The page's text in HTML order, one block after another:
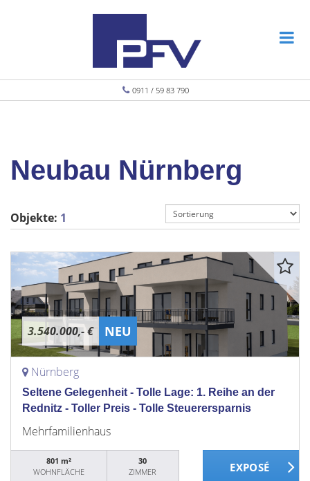
0911 / 59 83 790
Neubau Nürnberg
Objekte: 1
3.540.000,- € NEU
Nürnberg
Seltene Gelegenheit - Tolle Lage: 1. Reihe an der
Rednitz - Toller Preis - Tolle Steuerersparnis
Mehrfamilienhaus
801 m²
WOHNFLÄCHE
30
ZIMMER